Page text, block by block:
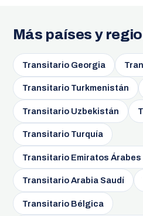
Más países y
Transitario Georgia
Transitario Turkmenistán
Transitario Uzbekistán
Transitario Turquía
Transitario Emiratos Árabes
Transitario Arabia Saudí
Transitario Bélgica